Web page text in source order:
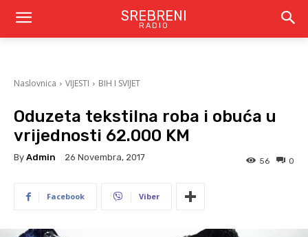
SREBRENI
RADIO
Naslovnica VIJESTI BIH I SVIJET
Oduzeta tekstilna roba i obuća u
vrijednosti 62.000 KM
By Admin 26 Novembra, 2017 0
56
Facebook Viber